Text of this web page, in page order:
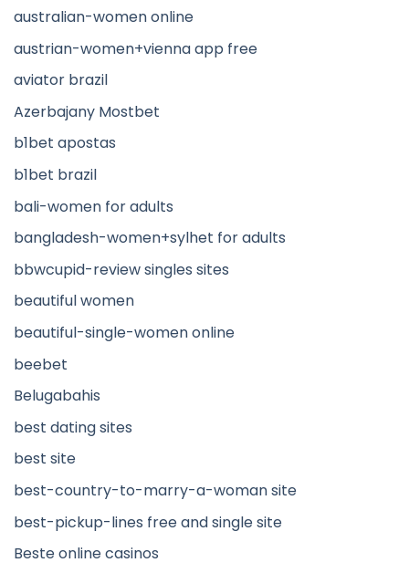
australian-women online
austrian-women+vienna app free
aviator brazil
Azerbajany Mostbet
b1bet apostas
b1bet brazil
bali-women for adults
bangladesh-women+sylhet for adults
bbwcupid-review singles sites
beautiful women
beautiful-single-women online
beebet
Belugabahis
best dating sites
best site
best-country-to-marry-a-woman site
best-pickup-lines free and single site
Beste online casinos